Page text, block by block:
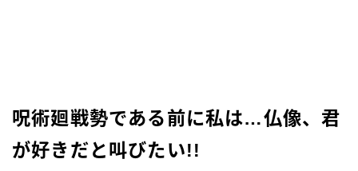
呪術廻戦勢である前に私は…仏像、君
が好きだと叫びたい!!